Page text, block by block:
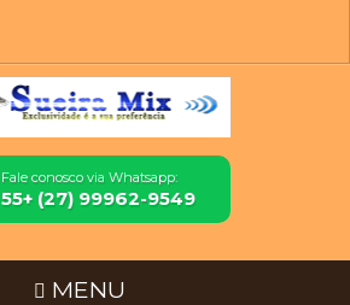
Fale conosco via Whatsapp:
55+ (27) 99962-9549
MENU